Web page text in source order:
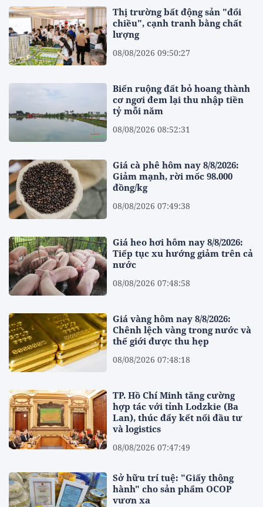
Thị trường bất động sản "đổi
chiều", cạnh tranh bằng chất
lượng
08/08/2026 09:50:27
Biến ruộng đất bỏ hoang thành
cơ ngơi đem lại thu nhập tiền
tỷ mỗi năm
08/08/2026 08:52:31
Giá cà phê hôm nay 8/8/2026:
Giảm mạnh, rời mốc 98.000
đồng/kg
08/08/2026 07:49:38
Giá heo hơi hôm nay 8/8/2026:
Tiếp tục xu hướng giảm trên cả
nước
08/08/2026 07:48:58
Giá vàng hôm nay 8/8/2026:
Chênh lệch vàng trong nước và
thế giới được thu hẹp
08/08/2026 07:48:18
TP. Hồ Chí Minh tăng cường
hợp tác với tỉnh Lodzkie (Ba
Lan), thúc đẩy kết nối đầu tư
và logistics
08/08/2026 07:47:49
Sở hữu trí tuệ: "Giấy thông
hành" cho sản phẩm OCOP
vươn xa